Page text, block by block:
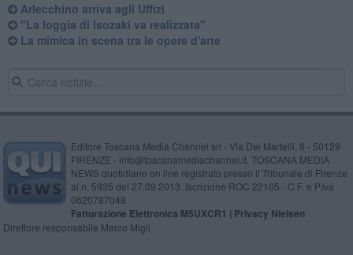
Arlecchino arriva agli Uffizi
"La loggia di Isozaki va realizzata"
La mimica in scena tra le opere d'arte
Editore Toscana Media Channel srl - Via Dei Martelli, 8 - 50129
FIRENZE - info@toscanamediachannel.it. TOSCANA MEDIA
NEWS quotidiano on line registrato presso il Tribunale di Firenze
al n. 5935 del 27.09.2013. Iscrizione ROC 22105 - C.F. e P.Iva
0620787048
Fatturazione Elettronica M5UXCR1 | Privacy Nielsen
Direttore responsabile Marco Migli